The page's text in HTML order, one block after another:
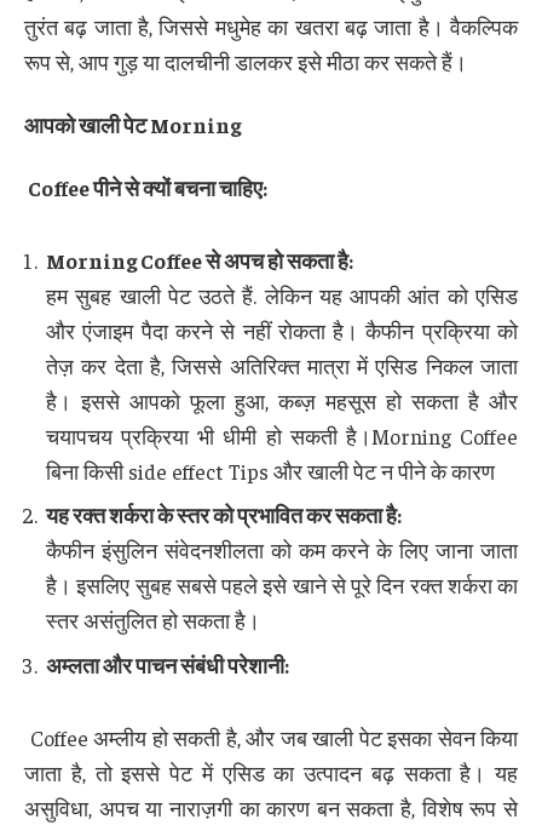
तुरंत बढ़ जाता है, जिससे मधुमेह का खतरा बढ़ जाता है। वैकल्पिक
रूप से, आप गुड़ या दालचीनी डालकर इसे मीठा कर सकते हैं।
आपको खाली पेटMorning
Coffeeपीने से क्यों बचना चाहिए:
Morning Coffeeसे अपच हो सकता है:
हम सुबह खाली पेट उठते हैं. लेकिन यह आपकी आंत को एसिड
और एंजाइम पैदा करने से नहीं रोकता है। कैफीन प्रक्रिया को
तेज़ कर देता है, जिससे अतिरिक्त मात्रा में एसिड निकल जाता
है। इससे आपको फूला हुआ, कब्ज़ महसूस हो सकता है और
चयापचय प्रक्रिया भी धीमी हो सकती है।Morning Coffee
बिना किसी side effect Tips और खाली पेट न पीने के कारण
यह रक्त शर्करा के स्तर को प्रभावित कर सकता है:
कैफीन इंसुलिन संवेदनशीलता को कम करने के लिए जाना जाता
है। इसलिए सुबह सबसे पहले इसे खाने से पूरे दिन रक्त शर्करा का
स्तर असंतुलित हो सकता है।
अम्लता और पाचन संबंधी परेशानी:
Coffee अम्लीय हो सकती है, और जब खाली पेट इसका सेवन किया
जाता है, तो इससे पेट में एसिड का उत्पादन बढ़ सकता है। यह
असुविधा, अपच या नाराज़गी का कारण बन सकता है, विशेष रूप से